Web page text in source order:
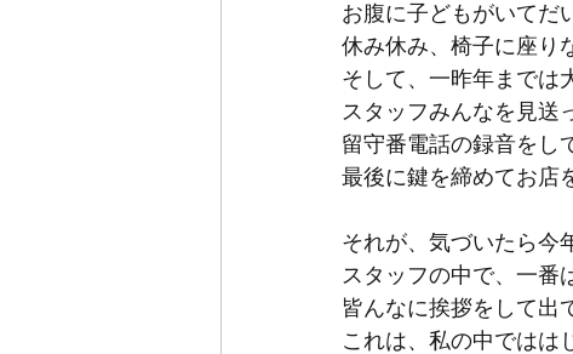
お腹に子どもがいてだ
休み休み、椅子に座り
そして、一昨年までは
スタッフみんなを見送
留守番電話の録音をし
最後に鍵を締めてお店
それが、気づいたら今
スタッフの中で、一番
皆んなに挨拶をして出
これは、私の中ではは